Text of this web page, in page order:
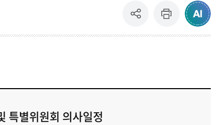
특별위원회 의사일정